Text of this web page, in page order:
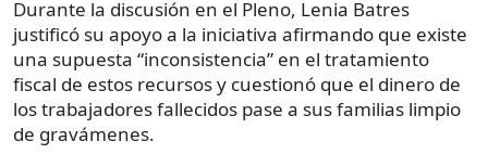
Durante la discusión en el Pleno, Lenia Batres
justificó su apoyo a la iniciativa afirmando que existe
una supuesta “inconsistencia” en el tratamiento
fiscal de estos recursos y cuestionó que el dinero de
los trabajadores fallecidos pase a sus familias limpio
de gravámenes.